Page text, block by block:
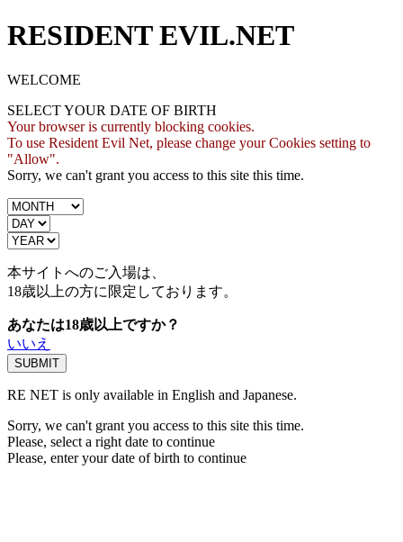
RESIDENT EVIL.NET
WELCOME
SELECT YOUR DATE OF BIRTH
Your browser is currently blocking cookies.
To use Resident Evil Net, please change your Cookies setting to
"Allow".
Sorry, we can't grant you access to this site this time.
本サイトへのご入場は、
18歳以上の方に限定しております。
あなたは18歳以上ですか？
いいえ
RE NET is only available in English and Japanese.
Sorry, we can't grant you access to this site this time.
Please, select a right date to continue
Please, enter your date of birth to continue